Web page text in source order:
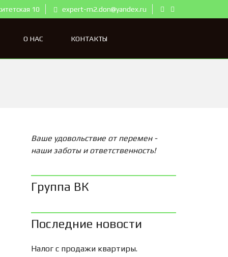
10 expert-m2.don@yandex.ru
О НАС КОНТАКТЫ
Ваше удовольствие от перемен -
наши заботы и ответственность!
Группа ВК
Последние новости
Налог с продажи квартиры.